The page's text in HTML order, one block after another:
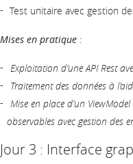
Test unitaire avec gestion
Mises en pratique :
Exploitation d’une API Rest
Traitement des données à
Mise en place d’un
observables avec gestion des
Jour 3 : Interface